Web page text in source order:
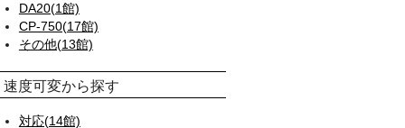
DA20(1館)
CP-750(17館)
その他(13館)
速度可変から探す
対応(14館)